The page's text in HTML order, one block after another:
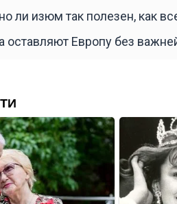
ли изюм так полезен, как
оставляют Европу без